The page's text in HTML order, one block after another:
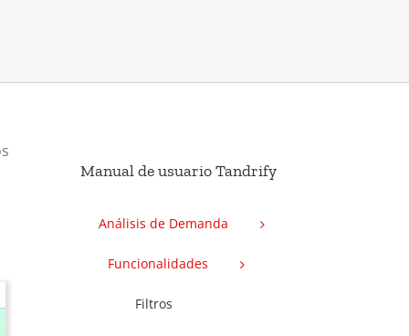
Manual de usuario Tandrify
Análisis de Demanda
Funcionalidades
Filtros